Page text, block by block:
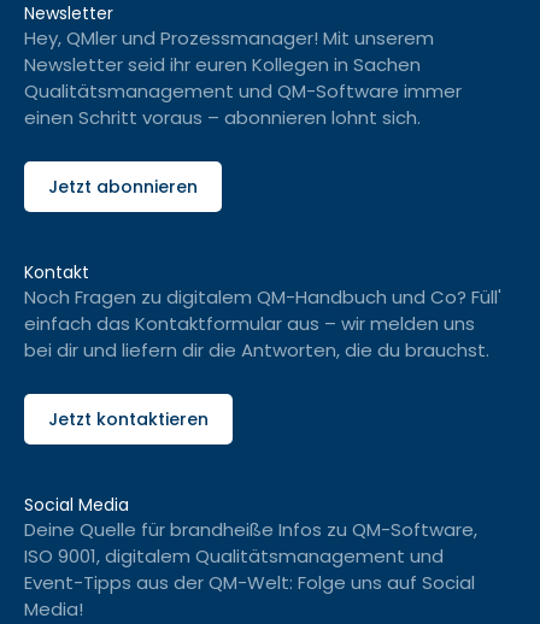
Newsletter
Hey, QMler und Prozessmanager! Mit unserem
Newsletter seid ihr euren Kollegen in Sachen
Qualitätsmanagement und QM-Software immer
einen Schritt voraus – abonnieren lohnt sich.
Jetzt abonnieren
Kontakt
Noch Fragen zu digitalem QM-Handbuch und Co? Füll'
einfach das Kontaktformular aus – wir melden uns
bei dir und liefern dir die Antworten, die du brauchst.
Jetzt kontaktieren
Social Media
Deine Quelle für brandheiße Infos zu QM-Software,
ISO 9001, digitalem Qualitätsmanagement und
Event-Tipps aus der QM-Welt: Folge uns auf Social
Media!